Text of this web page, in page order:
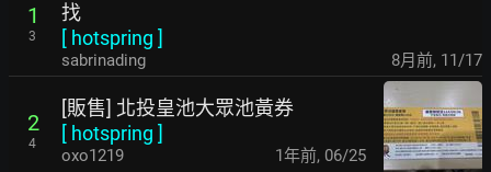
1
3
找
[ hotspring ]
sabrinading 8月前, 11/17
2
4
[販售] 北投皇池大眾池黃券
[ hotspring ]
oxo1219 1年前, 06/25